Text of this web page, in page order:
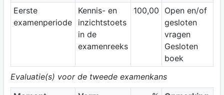
Eerste
examenperiode
Kennis- en
inzichtstoets
in de
examenreeks
100,00
Open en/of
gesloten
vragen
Gesloten
boek
Evaluatie(s) voor de tweede examenkans